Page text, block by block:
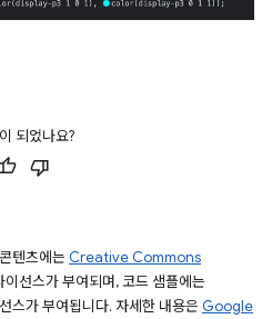
되었나요?
텐츠에는 Creative Commons
이선스가 부여되며, 코드 샘플에는
스가 부여됩니다. 자세한 내용은 Google